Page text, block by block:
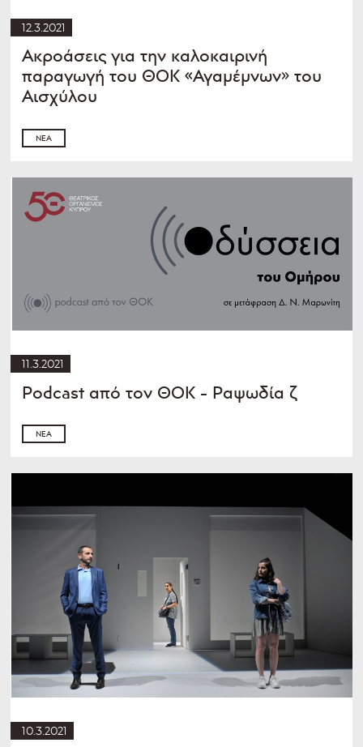
12.3.2021
Ακροάσεις για την καλοκαιρινή
παραγωγή του ΘΟΚ «Αγαμέμνων» του
Αισχύλου
ΝΈΑ
11.3.2021
Podcast από τον ΘOK - Ραψωδία ζ
ΝΈΑ
10.3.2021